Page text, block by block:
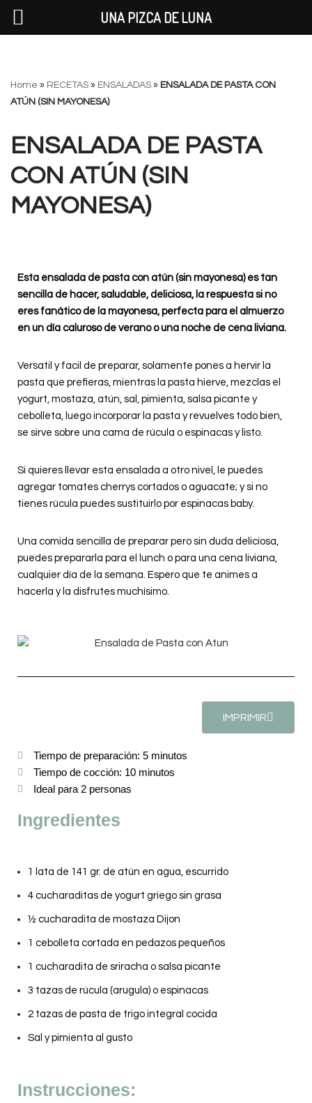
al
contenido
Home » RECETAS » ENSALADAS » ENSALADA DE PASTA CON
ATÚN (SIN MAYONESA)
ENSALADA DE PASTA
CON ATÚN (SIN
MAYONESA)
Esta ensalada de pasta con atún (sin mayonesa) es tan
sencilla de hacer, saludable, deliciosa, la respuesta si no
eres fanático de la mayonesa, perfecta para el almuerzo
en un día caluroso de verano o una noche de cena liviana.
Versatil y facil de preparar, solamente pones a hervir la
pasta que prefieras, mientras la pasta hierve, mezclas el
yogurt, mostaza, atún, sal, pimienta, salsa picante y
cebolleta, luego incorporar la pasta y revuelves todo bien,
se sirve sobre una cama de rúcula o espinacas y listo.
Si quieres llevar esta ensalada a otro nivel, le puedes
agregar tomates cherrys cortados o aguacate; y si no
tienes rúcula puedes sustituirlo por espinacas baby.
Una comida sencilla de preparar pero sin duda deliciosa,
puedes prepararla para el lunch o para una cena liviana,
cualquier día de la semana. Espero que te animes a
hacerla y la disfrutes muchísimo.
IMPRIMIR
Tiempo de preparación: 5 minutos
Tiempo de cocción: 10 minutos
Ideal para 2 personas
Ingredientes
1 lata de 141 gr. de atún en agua, escurrido
4 cucharaditas de yogurt griego sin grasa
½ cucharadita de mostaza Dijon
1 cebolleta cortada en pedazos pequeños
1 cucharadita de sriracha o salsa picante
3 tazas de rúcula (arugula) o espinacas
2 tazas de pasta de trigo integral cocida
Sal y pimienta al gusto
Instrucciones:
UNA PIZCA DE LUNA